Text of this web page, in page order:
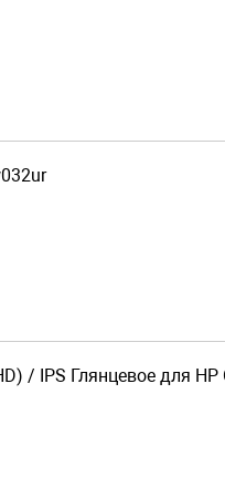
/ IPS Глянцевое для HP